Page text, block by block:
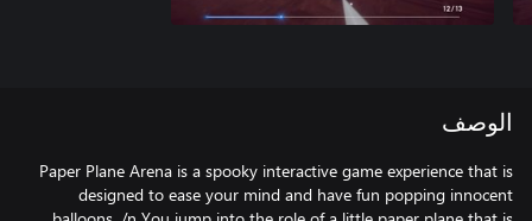
الوصف
Paper Plane Arena is a spooky interactive game experience that is
designed to ease your mind and have fun popping innocent